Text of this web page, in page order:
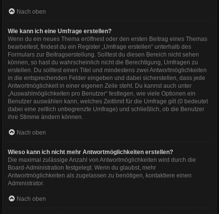
Nach oben
Wie kann ich eine Umfrage erstellen?
Wenn du ein neues Thema eröffnest oder den ersten Beitrag eines Themas
bearbeitest, findest du ein Register „Umfrage erstellen“ unterhalb des
Formulars zur Beitragserstellung. Solltest du diesen Bereich nicht sehen
können, so hast du wahrscheinlich nicht die Berechtigung, Umfragen zu
erstellen. Du solltest einen Titel und mindestens zwei Antwortmöglichkeiten
in die entsprechenden Felder eingeben und dabei sicherstellen, dass jede
Antwortmöglichkeit in einer eigenen Zeile steht. Du kannst auch unter
„Auswahlmöglichkeiten pro Benutzer“ festlegen, wie viele Optionen ein
Benutzer auswählen kann, welches Zeitlimit für die Umfrage gilt (0 bedeutet
dabei eine zeitlich unbegrenzte Umfrage) und schließlich, ob die Benutzer
ihre Stimme ändern können.
Nach oben
Wieso kann ich nicht mehr Antwortmöglichkeiten erstellen?
Die maximal zulässige Anzahl von Antwortmöglichkeiten wird durch die
Board-Administration festgelegt. Wenn du glaubst, mehr
Antwortmöglichkeiten als zugelassen zu benötigen, kontaktiere einen
Administrator.
Nach oben